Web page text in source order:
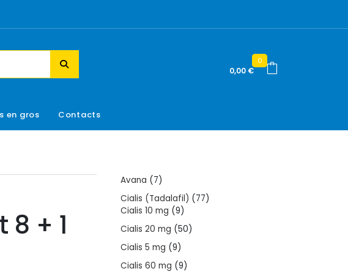
0,00 €
0
en gros Contacts
8 + 1
Avana 77
products
Cialis (Tadalafil) 7777
Cialis 10 mg 99
products
Cialis 20 mg 5050
Cialis 5 mg 99
products
Cialis 60 mg 99